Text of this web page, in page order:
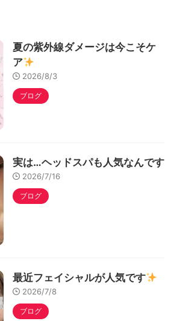
夏の紫外線ダメージは今こそケ
ア
2026/8/3
ブログ
実は…ヘッドスパも人気なんです
2026/7/16
ブログ
最近フェイシャルが人気です
2026/7/8
ブログ